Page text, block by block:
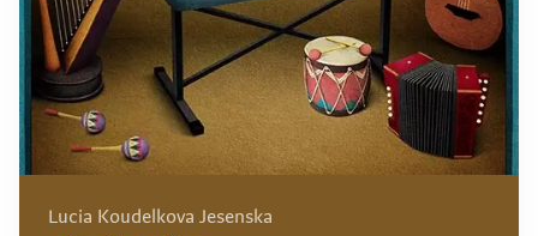
Lucia Koudelkova Jesenska